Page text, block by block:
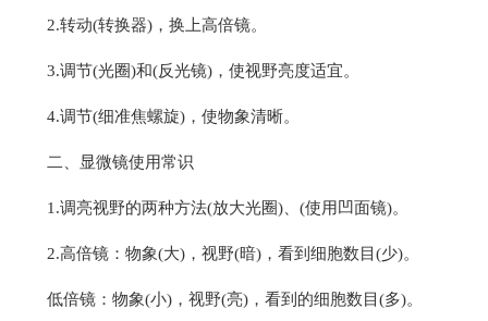
2.转动(转换器)，换上高倍镜。
3.调节(光圈)和(反光镜)，使视野亮度适宜。
4.调节(细准焦螺旋)，使物象清晰。
二、显微镜使用常识
1.调亮视野的两种方法(放大光圈)、(使用凹面镜)。
2.高倍镜：物象(大)，视野(暗)，看到细胞数目(少)。
低倍镜：物象(小)，视野(亮)，看到的细胞数目(多)。